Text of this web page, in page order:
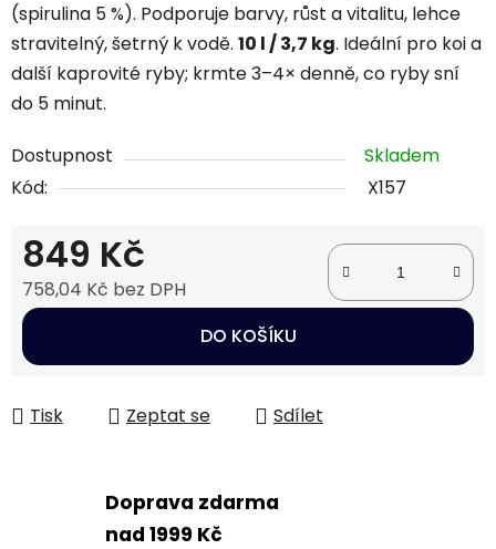
(spirulina 5 %). Podporuje barvy, růst a vitalitu, lehce
stravitelný, šetrný k vodě. 10 l / 3,7 kg. Ideální pro koi a
další kaprovité ryby; krmte 3–4× denně, co ryby sní
do 5 minut.
Dostupnost
Skladem
Kód:
X157
849 Kč
758,04 Kč bez DPH
Měrná cena:
DO KOŠÍKU
Tisk Zeptat se Sdílet
Doprava zdarma
nad 1999 Kč